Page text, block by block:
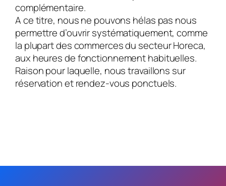
complémentaire.
A ce titre, nous ne pouvons hélas pas nous
permettre d’ouvrir systématiquement, comme
la plupart des commerces du secteur Horeca,
aux heures de fonctionnement habituelles.
Raison pour laquelle, nous travaillons sur
réservation et rendez-vous ponctuels.